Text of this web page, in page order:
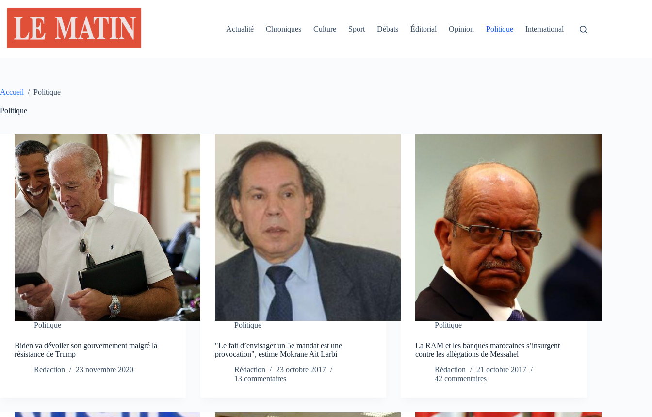
contenu
Actualité
Chroniques Culture Sport Débats Éditorial Opinion Politique International
Accueil / Politique
Politique
Politique
Biden va dévoiler son gouvernement malgré la
résistance de Trump
Rédaction
23 novembre 2020
Politique
"Le fait d’envisager un 5e mandat est une
provocation", estime Mokrane Ait Larbi
Rédaction
23 octobre 2017
13 commentaires
Politique
La RAM et les banques marocaines s’insurgent
contre les allégations de Messahel
Rédaction
21 octobre 2017
42 commentaires